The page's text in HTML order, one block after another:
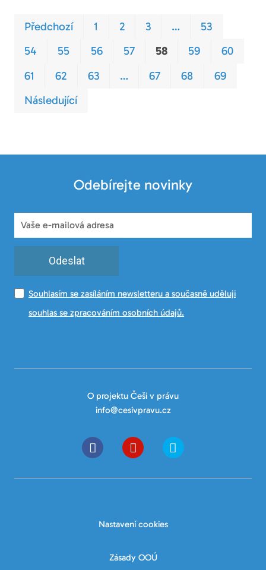
Předchozí 1 2 3 …
53
54
55 56 57 58 59
60
61
62 63 … 67 68
69
Následující
Odebírejte novinky
Odeslat
Souhlasím se zasíláním newsletteru a současně uděluji
souhlas se zpracováním osobních údajů.
O projektu Češi v právu
info@cesivpravu.cz
Nastavení cookies
Zásady OOÚ